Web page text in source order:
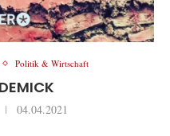
Politik & Wirtschaft
04.04.2021